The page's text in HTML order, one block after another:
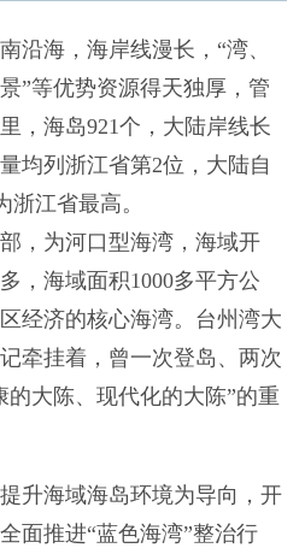
沿海， 海岸线漫长， “湾、
”等优势资源得天独厚， 管
，海岛921个， 大陆岸线长
均列浙江省第2位，大陆自
浙江省最高。
， 为河口型海湾， 海域开
，海域面积1000多平方公
经济的核心海湾。台州湾大
牵挂着，曾一次登岛、两次
的大陈、现代化的大陈”的重
升海域海岛环境为导向，开
全面推进“蓝色海湾”整治行